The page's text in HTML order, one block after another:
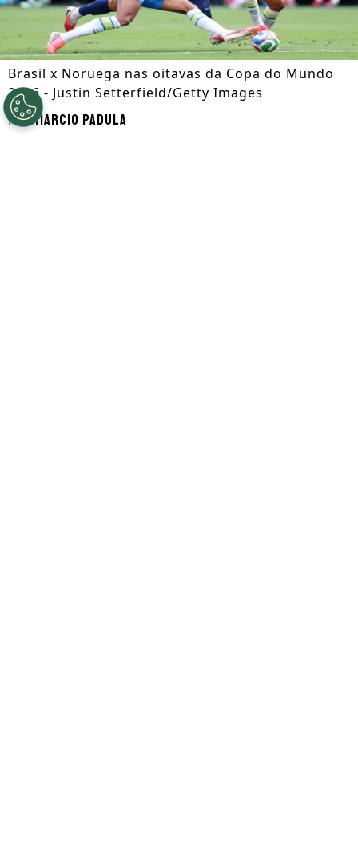
Brasil x Noruega nas oitavas da Copa do Mundo
2026 - Justin Setterfield/Getty Images
PorMarcio Padula